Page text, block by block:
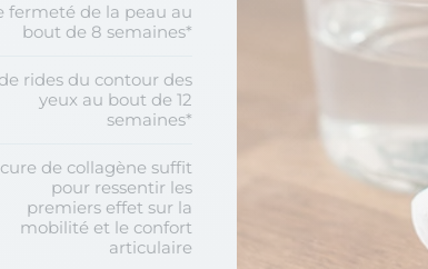
fermeté de la peau au
bout de 8 semaines*
de rides du contour des
yeux au bout de 12
semaines*
de collagène suffit
pour ressentir les
premiers effet sur la
mobilité et le confort
articulaire